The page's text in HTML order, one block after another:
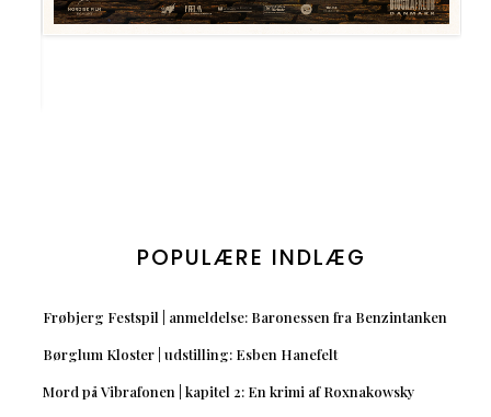
POPULÆRE INDLÆG
Frøbjerg Festspil | anmeldelse: Baronessen fra Benzintanken
Børglum Kloster | udstilling: Esben Hanefelt
Mord på Vibrafonen | kapitel 2: En krimi af Roxnakowsky